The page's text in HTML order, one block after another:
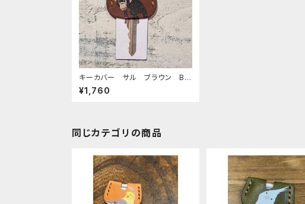
キーカバー サル ブラウン Br
own 猿 さる
¥1,760
同じカテゴリの商品